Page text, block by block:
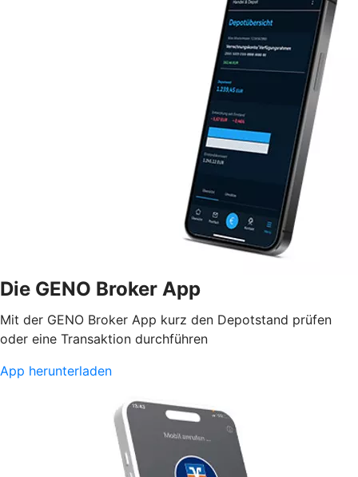
Die GENO Broker App
Mit der GENO Broker App kurz den Depotstand prüfen
oder eine Transaktion durchführen
App herunterladen